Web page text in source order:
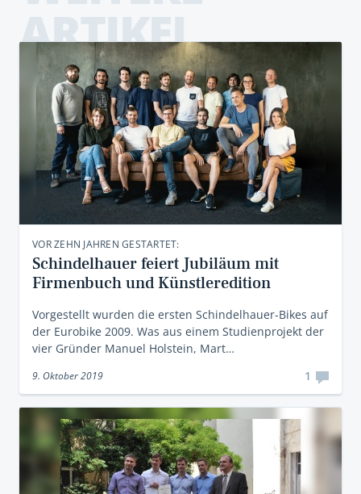
ARTIKEL
VOR ZEHN JAHREN GESTARTET:
Schindelhauer feiert Jubiläum mit
Firmenbuch und Künstleredition
Vorgestellt wurden die ersten Schindelhauer-Bikes auf
der Eurobike 2009. Was aus einem Studienprojekt der
vier Gründer Manuel Holstein, Mart…
9. Oktober 2019 1